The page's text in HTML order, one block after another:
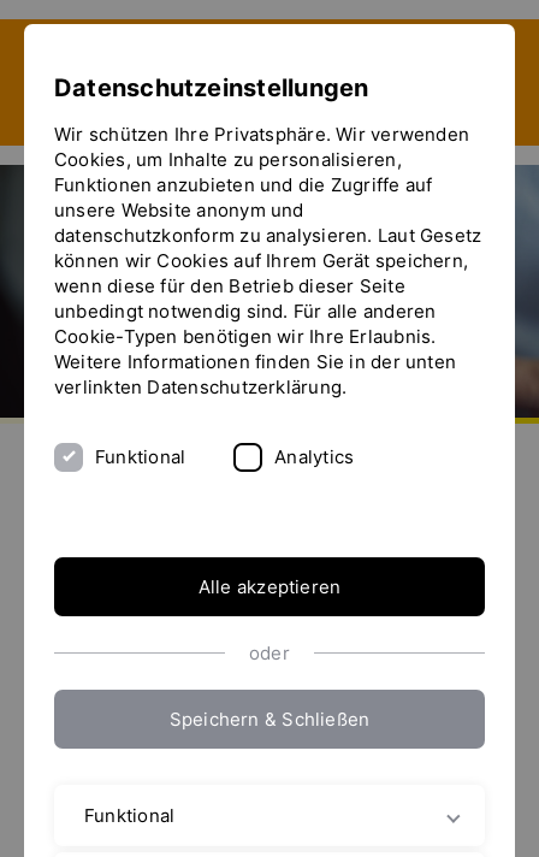
Hintergrund / Aufgabenstellung
Bei der Herstellung der meisten
Reinigungsmittel wird der Flüssigkeit ein
Polymer oder ein Rheologiemodifikator (z. B.
Verdickungs-, Suspensions- und
Datenschutzeinstellungen
Wir schützen Ihre Privatsphäre. Wir verwenden
Cookies, um Inhalte zu personalisieren,
Funktionen anzubieten und die Zugriffe auf
unsere Website anonym und
datenschutzkonform zu analysieren. Laut Gesetz
können wir Cookies auf Ihrem Gerät speichern,
wenn diese für den Betrieb dieser Seite
unbedingt notwendig sind. Für alle anderen
Cookie-Typen benötigen wir Ihre Erlaubnis.
Weitere Informationen finden Sie in der unten
verlinkten Datenschutzerklärung.
Funktional Analytics
Alle akzeptieren
oder
Speichern & Schließen
Funktional